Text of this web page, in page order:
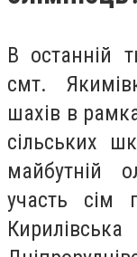
В останній
смт.
шахів в
сільських
майбутній
участь сім